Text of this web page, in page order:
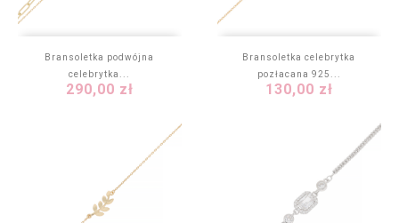
Bransoletka podwójna
celebrytka...
Cena
290,00 zł
Bransoletka celebrytka
pozłacana 925...
Cena
130,00 zł